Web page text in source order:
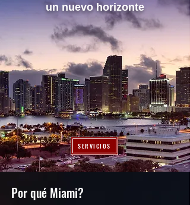
un nuevo horizonte
SERVICIOS
Por qué Miami?